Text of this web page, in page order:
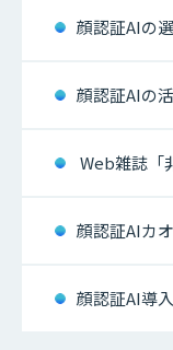
顔認証AIの
顔認証AIの
Web雑誌「
顔認証AIカ
顔認証AI導